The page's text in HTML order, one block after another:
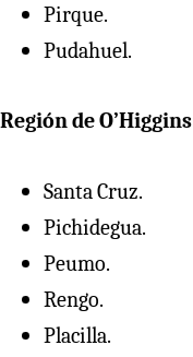
Pirque.
Pudahuel.
Región de O’Higgins
Santa Cruz.
Pichidegua.
Peumo.
Rengo.
Placilla.